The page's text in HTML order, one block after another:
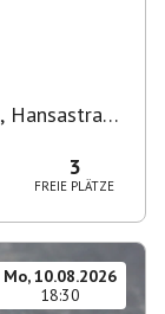
, Hansastraße
3
FREIE PLÄTZE
Mo, 10.08.2026
18:30